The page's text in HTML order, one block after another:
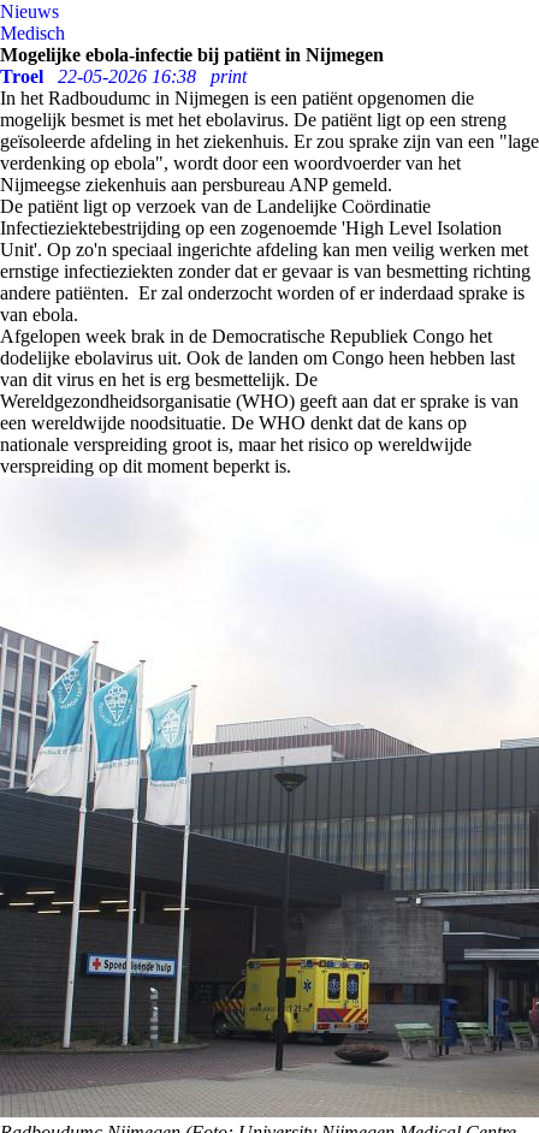
Nieuws
Medisch
Mogelijke ebola-infectie bij patiënt in Nijmegen
Troel
22-05-2026 16:38
print
In het Radboudumc in Nijmegen is een patiënt opgenomen die
mogelijk besmet is met het ebolavirus. De patiënt ligt op een streng
geïsoleerde afdeling in het ziekenhuis. Er zou sprake zijn van een "lage
verdenking op ebola", wordt door een woordvoerder van het
Nijmeegse ziekenhuis aan persbureau ANP gemeld.
De patiënt ligt op verzoek van de Landelijke Coördinatie
Infectieziektebestrijding op een zogenoemde 'High Level Isolation
Unit'. Op zo'n speciaal ingerichte afdeling kan men veilig werken met
ernstige infectieziekten zonder dat er gevaar is van besmetting richting
andere patiënten. Er zal onderzocht worden of er inderdaad sprake is
van ebola.
Afgelopen week brak in de Democratische Republiek Congo het
dodelijke ebolavirus uit. Ook de landen om Congo heen hebben last
van dit virus en het is erg besmettelijk. De
Wereldgezondheidsorganisatie (WHO) geeft aan dat er sprake is van
een wereldwijde noodsituatie. De WHO denkt dat de kans op
nationale verspreiding groot is, maar het risico op wereldwijde
verspreiding op dit moment beperkt is.